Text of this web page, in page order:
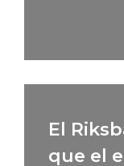
El
que el